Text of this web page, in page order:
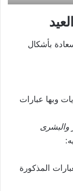
بأشكال
وبها عبارات
والبشرى
المذكورة